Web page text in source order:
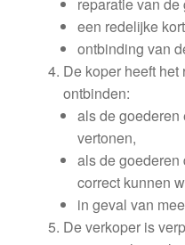
een redelijke
ontbinding van
De koper heeft het
ontbinden:
als de
vertonen,
als de
correct kunnen
in geval van
De verkoper is